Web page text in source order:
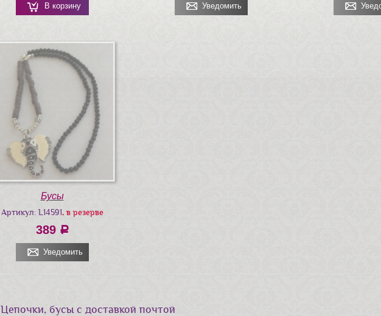
В корзину Уведомить
Бусы
Артикул: L14591, в резерве
389 a
Уведомить
Цепочки, бусы с доставкой почтой